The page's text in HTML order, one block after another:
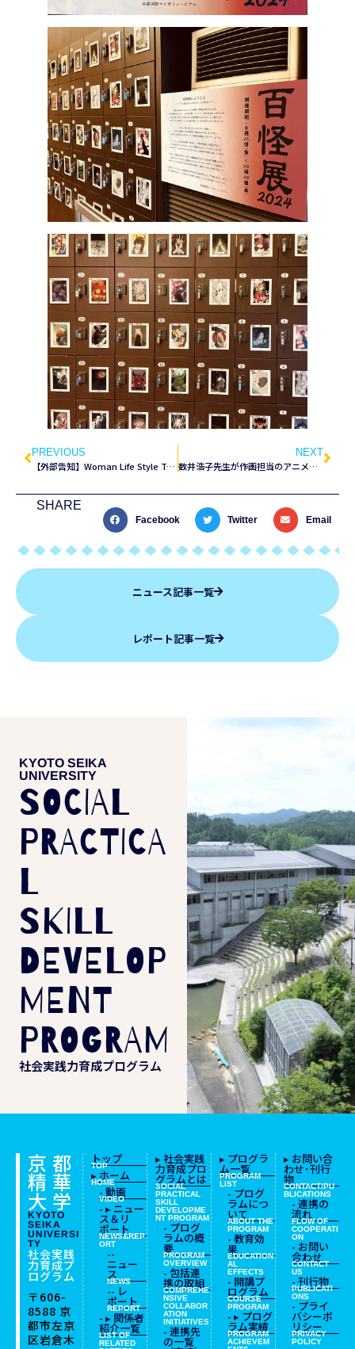
PREVIOUS
【外部告知】Woman Life Style Talk（2024年3月14日）
NEXT
数井浩子先生が作画担当のアニメが公開
SHARE
Facebook Twitter Email
ニュース記事一覧
レポート記事一覧
KYOTO SEIKA
UNIVERSITY
SOCIAL
PRACTICA
L
SKILL
DEVELOP
MENT
PROGRAM
社会実践力育成プログラム
京都
精華
大学
KYOTO
SEIKA
UNIVERSI
TY
社会実践
力育成プ
ログラム
〒606-
8588 京
都市左京
区岩倉木
トップ
TOP
▸ ホーム
HOME
- 動画
VIDEO
- ▸ ニュー
ス＆リ
ポート
NEWS&REP
ORT
--
ニュー
ス
NEWS
-- レ
ポート
REPORT
- ▸ 関係者
紹介一覧
LIST OF
RELATED
▸ 社会実践
力育成プロ
グラムとは
SOCIAL
PRACTICAL
SKILL
DEVELOPME
NTPROGRAM
- プログ
ラムの概
要
PROGRAM
OVERVIEW
- 包括連
携の取組
COMPREHE
NSIVE
COLLABOR
ATION
INITIATIVES
- 連携先
の一覧
▸ プログラ
ム一覧
PROGRAM
LIST
- プログ
ラムにつ
いて
ABOUT THE
PROGRAM
- 教育効
果
EDUCATION
AL
EFFECTS
- 開講プ
ログラム
COURSE
PROGRAM
- ▸ プログ
ラム実績
PROGRAM
ACHIEVEM
▸ お問い合
わせ･刊行
物
CONTACT/PU
BLICATIONS
- 連携の
流れ
FLOW OF
COOPERATI
ON
- お問い
合わせ
CONTACT
US
- 刊行物
PUBLICATI
ONS
- プライ
バシーポ
リシー
PRIVACY
POLICY